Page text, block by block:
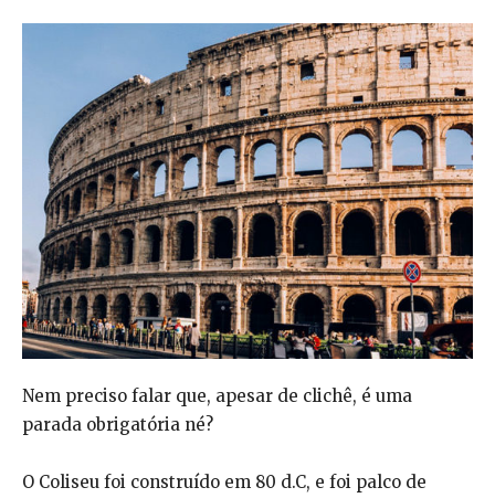
Nem preciso falar que, apesar de clichê, é uma
parada obrigatória né?
O Coliseu foi construído em 80 d.C, e foi palco de